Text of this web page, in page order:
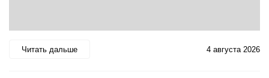
Читать дальше 4 августа 2026